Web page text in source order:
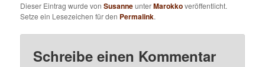
Dieser Eintrag wurde vonSusanneunterMarokkoveröffentlicht.
Setze ein Lesezeichen für den Permalink.
Schreibe einen Kommentar